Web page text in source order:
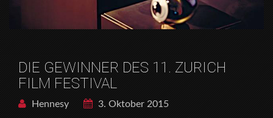
DIE GEWINNER DES 11. ZURICH
FILM FESTIVAL
Hennesy
3. Oktober 2015